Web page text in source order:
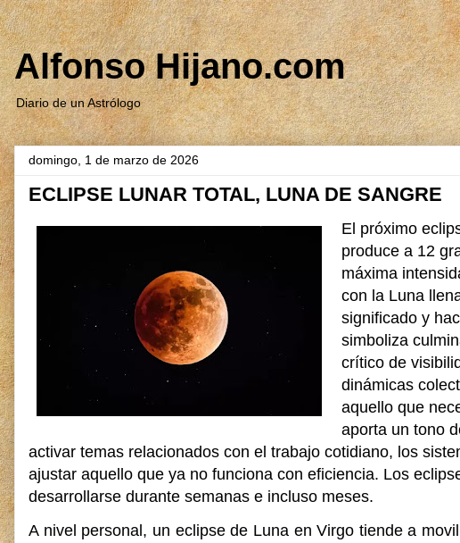
Alfonso Hijano.com
Diario de un Astrólogo
domingo, 1 de marzo de 2026
ECLIPSE LUNAR TOTAL, LUNA DE SANGRE
El próximo
produce a 12
máxima
con la Luna
significado y
simboliza
crítico de
dinámicas
aquello que
aporta un tono
activar temas relacionados con el trabajo cotidiano, los
ajustar aquello que ya no funciona con eficiencia. Los
desarrollarse durante semanas e incluso meses.
A nivel personal, un eclipse de Luna en Virgo tiende a